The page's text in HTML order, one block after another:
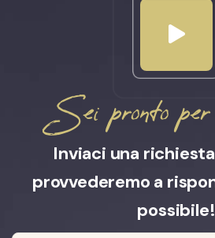
Sei pronto per
Inviaci una
provvederemo a
possibile!